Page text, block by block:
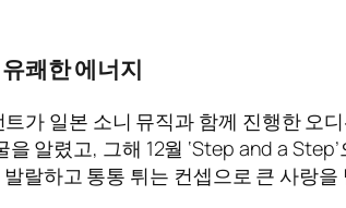
쾌한 에너지
가 일본 소니 뮤직과 함께 진행한 오
알렸고, 그해 12월 ‘Step and a
발랄하고 통통 튀는 컨셉으로 큰 사랑